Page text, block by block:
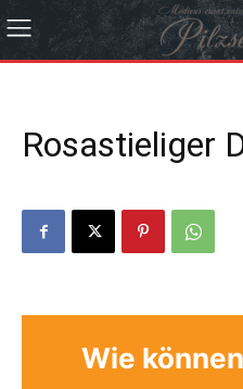
Rosastieliger
Wie